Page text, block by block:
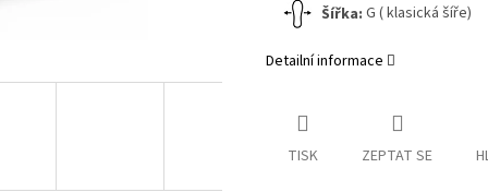
Šířka: G ( klasická šíře)
Detailní informace
TISK ZEPTAT SE